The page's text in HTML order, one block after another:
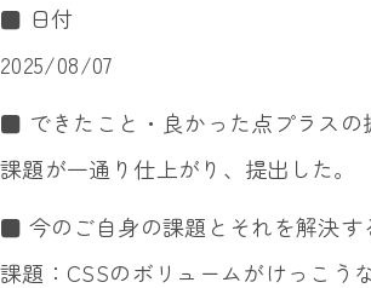
■ 日付
2025/08/07
■ できたこと・良かった点プラスの
課題が一通り仕上がり、提出した。
■ 今のご自身の課題とそれを解決す
課題：CSSのボリュームがけっこう